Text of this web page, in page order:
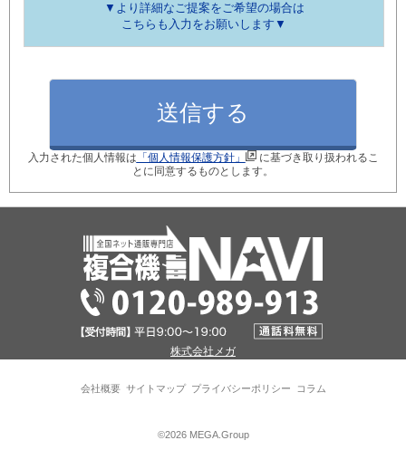
▼より詳細なご提案をご希望の場合は
こちらも入力をお願いします▼
月間使用枚数_カラー
ご検討のきっかけ
※現在のコピー機の後継機種を選定します！
入力された個人情報は 「個人情報保護方針」
に基づき取り扱われるこ
とに同意するものとします。
株式会社メガ
会社概要 サイトマップ プライバシーポリシー コラム
©2026 MEGA.Group